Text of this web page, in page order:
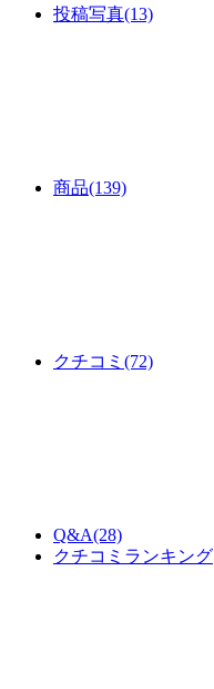
投稿写真(13)
商品(139)
クチコミ (72)
Q&A(28)
クチコミランキング